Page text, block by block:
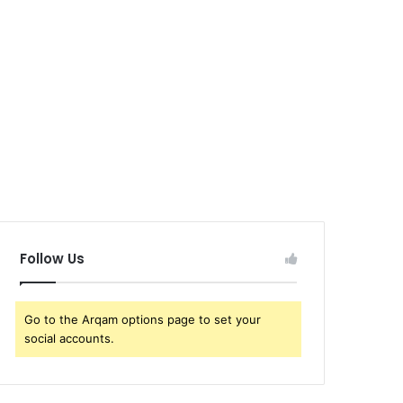
Follow Us
Go to the Arqam options page to set your
social accounts.